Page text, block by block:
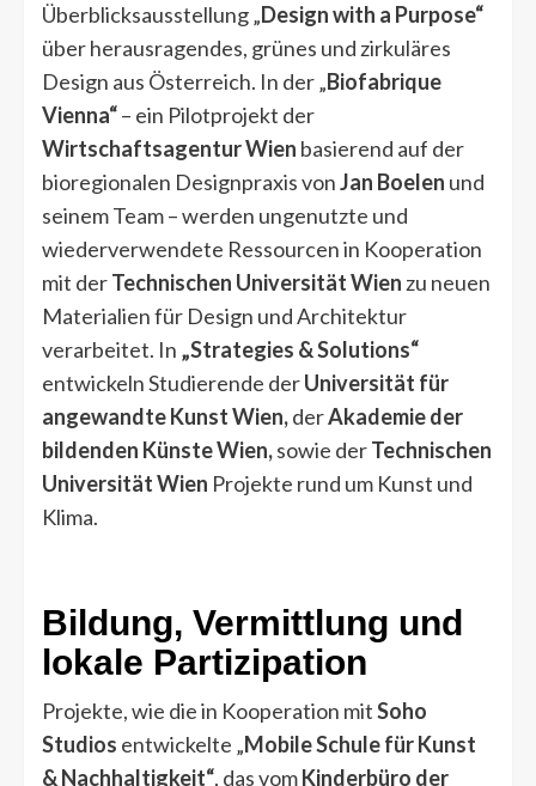
Überblicksausstellung „Design with a Purpose“
über herausragendes, grünes und zirkuläres
Design aus Österreich. In der „Biofabrique
Vienna“– ein Pilotprojekt der
Wirtschaftsagentur Wien basierend auf der
bioregionalen Designpraxis vonJan Boelen und
seinem Team – werden ungenutzte und
wiederverwendete Ressourcen in Kooperation
mit derTechnischen Universität Wien zu neuen
Materialien für Design und Architektur
verarbeitet. In „Strategies & Solutions“
entwickeln Studierende derUniversität für
angewandte Kunst Wien,derAkademie der
bildenden Künste Wien,sowie derTechnischen
Universität Wien Projekte rund um Kunst und
Klima.
Bildung, Vermittlung und
lokale Partizipation
Projekte, wie die in Kooperation mitSoho
Studios entwickelte „Mobile Schule für Kunst
& Nachhaltigkeit“, das vomKinderbüro der